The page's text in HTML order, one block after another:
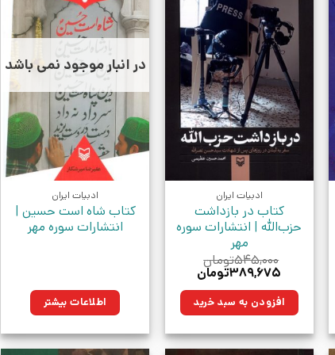
ادبیات ایران
کتاب در بازداشت
حزب‌الله | انتشارات سوره
مهر
۵۴۵,۰۰۰تومان
قیمت
۵۴۵,۰۰۰تومان
بود.
۳۸۹,۶۷۵تومانقیمت
۳۸۹,۶۷۵تومان.افزودن به سبد خرید
در انبار موجود نمی باشد
ادبیات ایران
کتاب شاه است حسین |
انتشارات سوره مهر
اطلاعات بیشتر